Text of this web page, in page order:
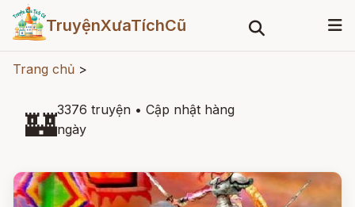
TruyệnXưaTíchCũ
Trang chủ >
🏰3376 truyện • Cập nhật hàng
ngày